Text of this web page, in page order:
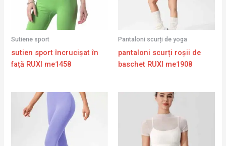
Sutiene sport
sutien sport încrucișat în
față RUXI me1458
Pantaloni scurți de yoga
pantaloni scurți roșii de
baschet RUXI me1908